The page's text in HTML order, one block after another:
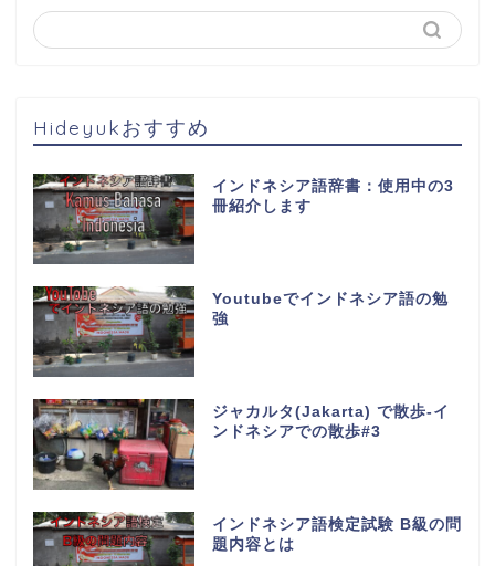
Hideyukおすすめ
インドネシア語辞書：使用中の3
冊紹介します
Youtubeでインドネシア語の勉
強
ジャカルタ(Jakarta) で散歩-イ
ンドネシアでの散歩#3
インドネシア語検定試験 B級の問
題内容とは